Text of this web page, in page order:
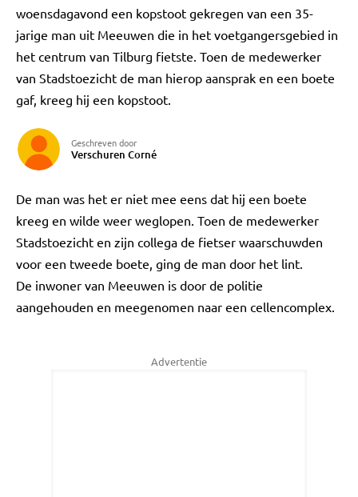
woensdagavond een kopstoot gekregen van een 35-
jarige man uit Meeuwen die in het voetgangersgebied in
het centrum van Tilburg fietste. Toen de medewerker
van Stadstoezicht de man hierop aansprak en een boete
gaf, kreeg hij een kopstoot.
Geschreven door
Verschuren Corné
De man was het er niet mee eens dat hij een boete
kreeg en wilde weer weglopen. Toen de medewerker
Stadstoezicht en zijn collega de fietser waarschuwden
voor een tweede boete, ging de man door het lint.
De inwoner van Meeuwen is door de politie
aangehouden en meegenomen naar een cellencomplex.
Advertentie